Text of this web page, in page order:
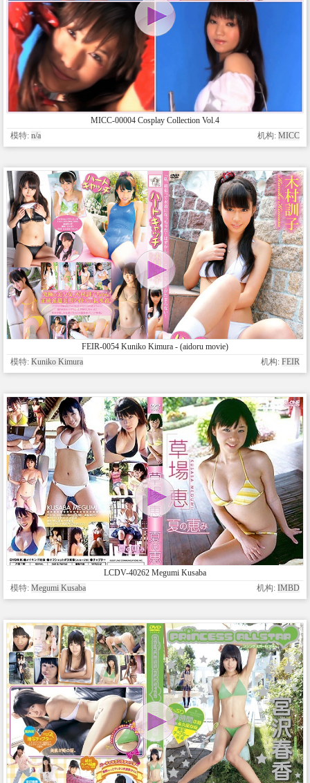
MICC-00004 Cosplay Collection Vol.4
模特: n/a 机构: MICC
FEIR-0054 Kuniko Kimura - (aidoru movie)
模特: Kuniko Kimura 机构: FEIR
LCDV-40262 Megumi Kusaba
模特: Megumi Kusaba 机构: IMBD